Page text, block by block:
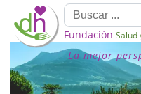
Fundación Salud
La mejor